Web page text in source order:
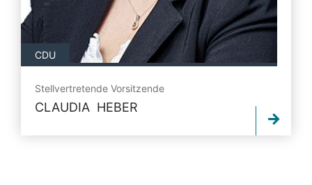
CDU
Stellvertretende Vorsitzende
CLAUDIA HEBER